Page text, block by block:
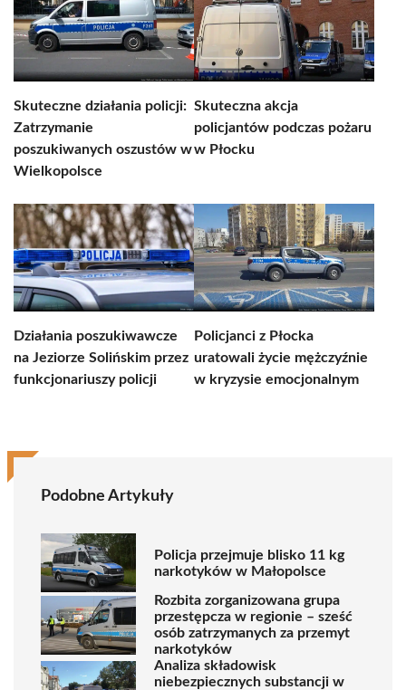
Skuteczne działania policji:
Zatrzymanie
poszukiwanych oszustów w
Wielkopolsce
Skuteczna akcja
policjantów podczas pożaru
w Płocku
Działania poszukiwawcze
na Jeziorze Solińskim przez
funkcjonariuszy policji
Policjanci z Płocka
uratowali życie mężczyźnie
w kryzysie emocjonalnym
Podobne Artykuły
Policja przejmuje blisko 11 kg
narkotyków w Małopolsce
Rozbita zorganizowana grupa
przestępcza w regionie – sześć
osób zatrzymanych za przemyt
narkotyków
Analiza składowisk
niebezpiecznych substancji w